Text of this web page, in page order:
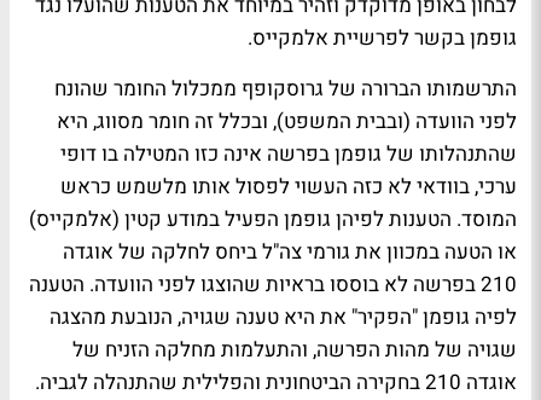
גופמן בקשר לפרשיית אלמקייס.
התרשמותו הברורה של גרוסקופף ממכלול החומר שהונח
לפני הוועדה (ובבית המשפט), ובכלל זה חומר מסווג, היא
שהתנהלותו של גופמן בפרשה אינה כזו המטילה בו דופי
ערכי, בוודאי לא כזה העשוי לפסול אותו מלשמש כראש
המוסד. הטענות לפיהן גופמן הפעיל במודע קטין (אלמקייס)
או הטעה במכוון את גורמי צה"ל ביחס לחלקה של אוגדה
210 בפרשה לא בוססו בראיות שהוצגו לפני הוועדה. הטענה
לפיה גופמן "הפקיר" את היא טענה שגויה, הנובעת מהצגה
שגויה של מהות הפרשה, והתעלמות מחלקה הזניח של
אוגדה 210 בחקירה הביטחונית והפלילית שהתנהלה לגביה.